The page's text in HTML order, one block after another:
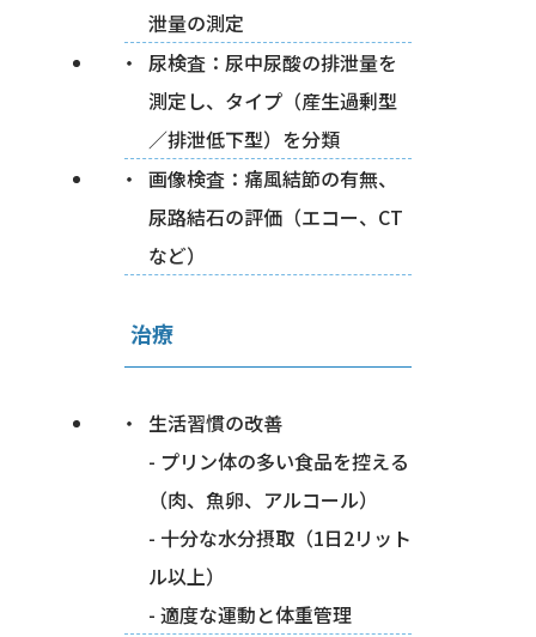
泄量の測定
尿検査：尿中尿酸の排泄量を
測定し、タイプ（産生過剰型
／排泄低下型）を分類
画像検査：痛風結節の有無、
尿路結石の評価（エコー、CT
など）
治療
生活習慣の改善
- プリン体の多い食品を控える
（肉、魚卵、アルコール）
- 十分な水分摂取（1日2リット
ル以上）
- 適度な運動と体重管理